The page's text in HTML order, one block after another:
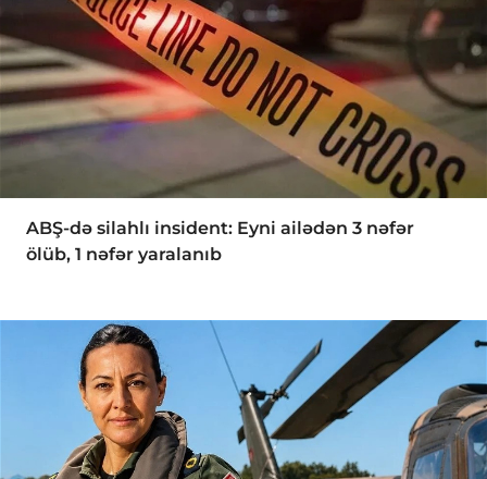
ABŞ-də silahlı insident: Eyni ailədən 3 nəfər
ölüb, 1 nəfər yaralanıb